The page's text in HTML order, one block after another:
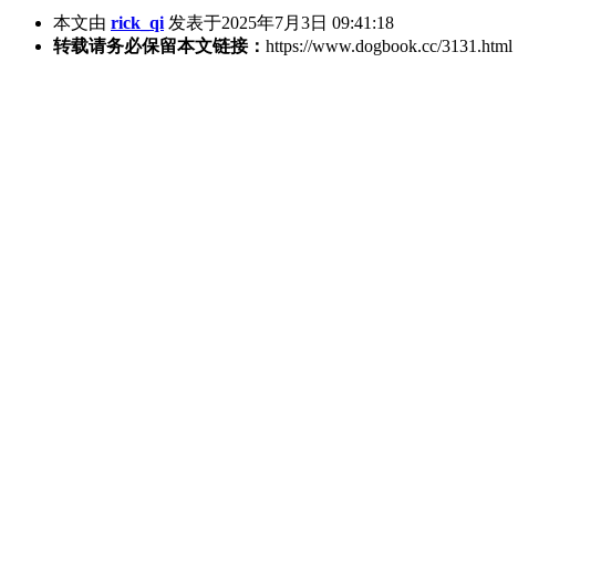
本文由 rick_qi 发表于2025年7月3日 09:41:18
转载请务必保留本文链接： https://www.dogbook.cc/3131.html